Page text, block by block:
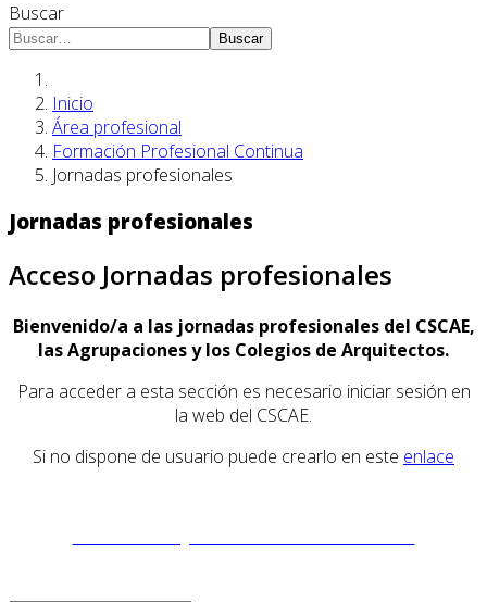
Buscar
Buscar
Inicio
Área profesional
Formación Profesional Continua
Jornadas profesionales
Jornadas profesionales
Acceso Jornadas profesionales
Bienvenido/a a las jornadas profesionales del CSCAE,
las Agrupaciones y los Colegios de Arquitectos.
Para acceder a esta sección es necesario iniciar sesión en
la web del CSCAE.
Si no dispone de usuario puede crearlo en este enlace